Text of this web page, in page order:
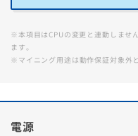
※本項目はCPUの変更と連動しませ
ます。
※マイニング用途は動作保証対象外と
電源